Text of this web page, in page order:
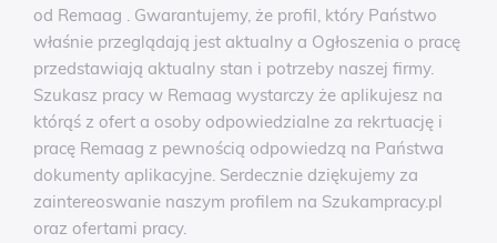
od Remaag . Gwarantujemy, że profil, który Państwo
właśnie przeglądają jest aktualny a Ogłoszenia o pracę
przedstawiają aktualny stan i potrzeby naszej firmy.
Szukasz pracy w Remaag wystarczy że aplikujesz na
którąś z ofert a osoby odpowiedzialne za rekrtuację i
pracę Remaag z pewnością odpowiedzą na Państwa
dokumenty aplikacyjne. Serdecznie dziękujemy za
zaintereoswanie naszym profilem na Szukampracy.pl
oraz ofertami pracy.